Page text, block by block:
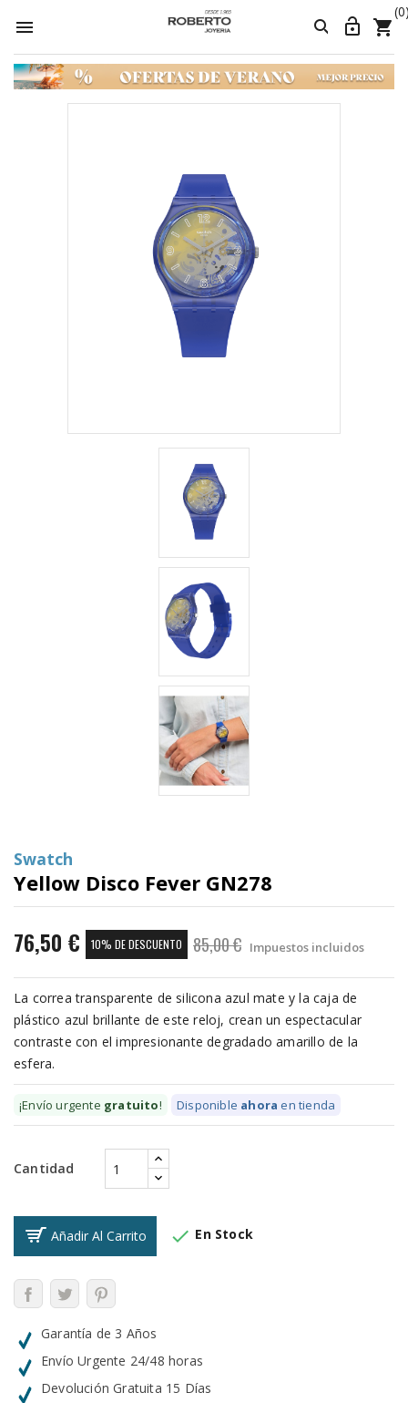
 


Swatch
Yellow Disco Fever GN278
76,50 € 10% DE DESCUENTO 85,00 € Impuestos incluidos
La correa transparente de silicona azul mate y la caja de
plástico azul brillante de este reloj, crean un espectacular
contraste con el impresionante degradado amarillo de la
esfera.
¡Envío urgente gratuito! Disponible ahora en tienda
Cantidad
Añadir Al Carrito  En Stock
Garantía de 3 Años
Envío Urgente 24/48 horas
Devolución Gratuita 15 Días